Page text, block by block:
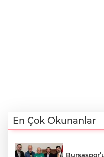
En Çok Okunanlar